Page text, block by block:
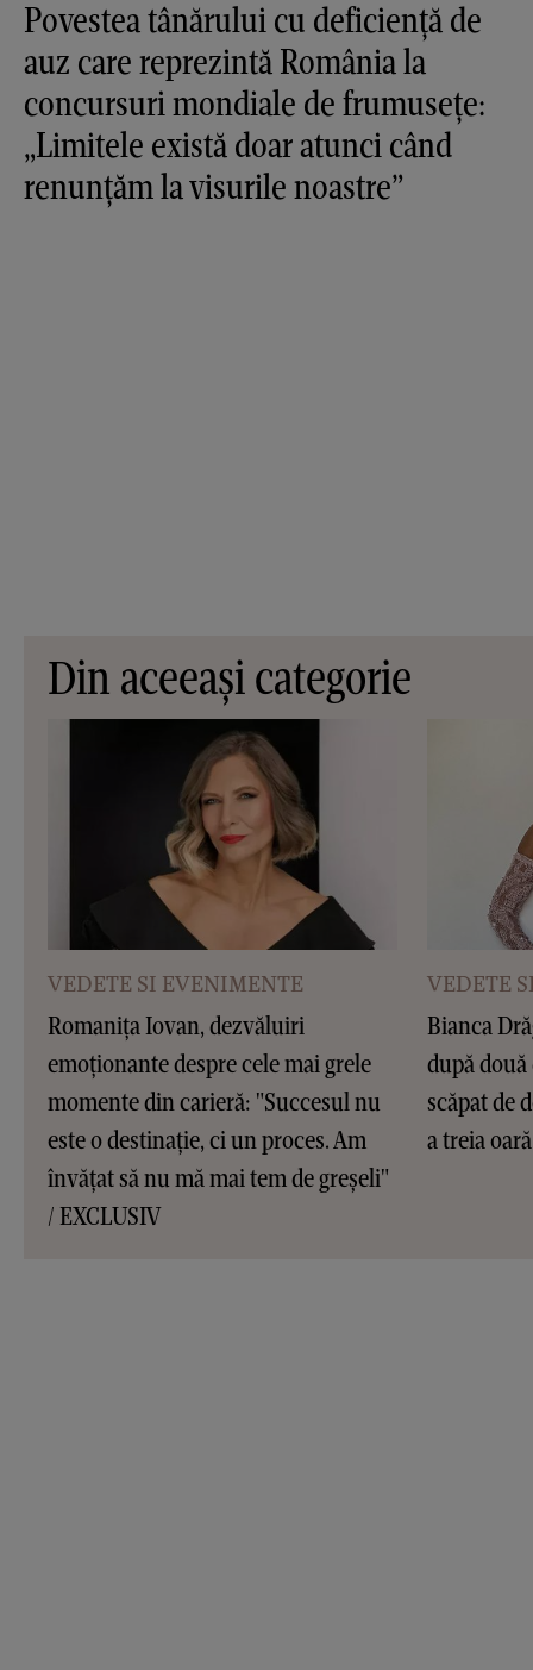
Povestea tânărului cu deficiență de
auz care reprezintă România la
concursuri mondiale de frumusețe:
„Limitele există doar atunci când
renunțăm la visurile noastre”
Din aceeași categorie
VEDETE SI EVENIMENTE
Romanița Iovan, dezvăluiri
emoționante despre cele mai grele
momente din carieră: "Succesul nu
este o destinație, ci un proces. Am
învățat să nu mă mai tem de greșeli"
/ EXCLUSIV
VEDETE
Bianca
după
scăpat de
a treia